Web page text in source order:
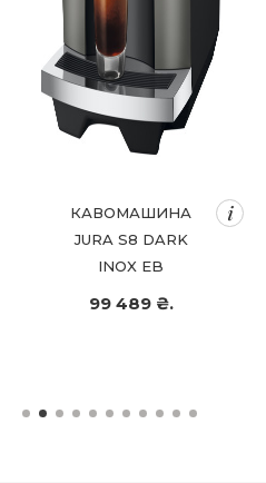
КАВОМАШИНА
JURA S8 DARK
INOX EB
99 489 ₴.